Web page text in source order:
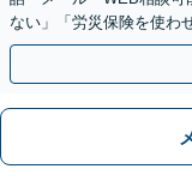
ない」「労災保険を使わ
い。損害賠償請求したい